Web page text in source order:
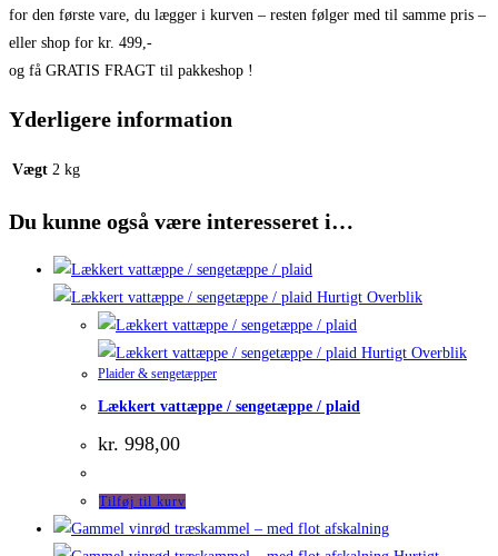
for den første vare, du lægger i kurven – resten følger med til samme pris –
eller shop for kr. 499,-
og få GRATIS FRAGT til pakkeshop !
Yderligere information
Vægt 2 kg
Du kunne også være interesseret i…
Hurtigt Overblik
Hurtigt Overblik
Plaider & sengetæpper
Lækkert vattæppe / sengetæppe / plaid
kr. 998,00
Tilføj til kurv